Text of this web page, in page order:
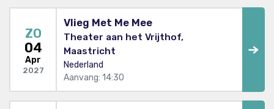
ZO
04
Apr
2027
Vlieg Met Me Mee
Theater aan het Vrijthof,
Maastricht
Nederland
Aanvang: 14:30